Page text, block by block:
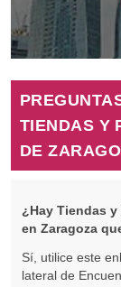
TIENDAS Y
DE
¿Hay Tiendas
en Zaragoza
Sí, utilice este
lateral de